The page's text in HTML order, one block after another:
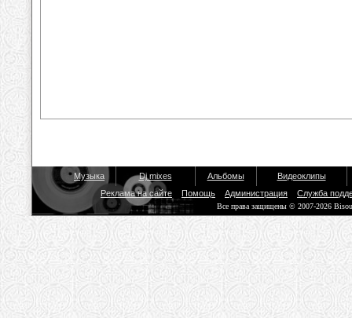
Музыка Dj mixes Альбомы
Видеоклипы
Реклама на сайте
Помощь Администрация Служба
Все права защищены © 2007-2026